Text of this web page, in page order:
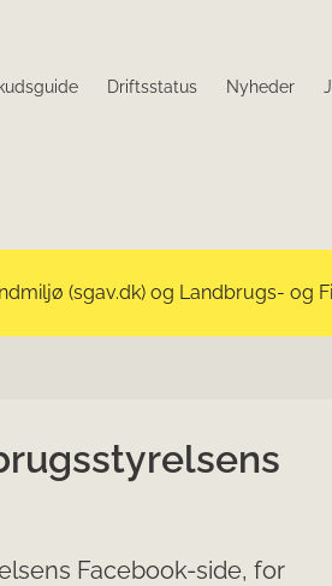
Driftsstatus Nyheder
(sgav.dk) og Landbrugs- og
Facebook-side, for